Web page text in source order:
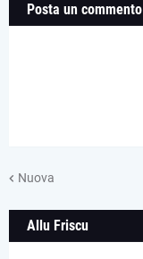
Posta un commento
Nuova
Allu Friscu